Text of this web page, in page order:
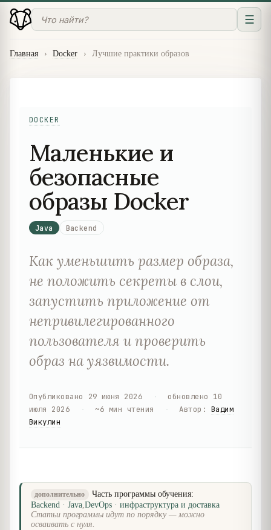
☰
Главная › Docker › Лучшие практики образов
DOCKER
Маленькие и
безопасные
образы Docker
Java Backend
Как уменьшить размер образа,
не положить секреты в слои,
запустить приложение от
непривилегированного
пользователя и проверить
образ на уязвимости.
Опубликовано 29 июня 2026 обновлено 10
июля 2026
~6 мин чтения Автор : Вадим
Викулин
дополнительно
Часть программы обучения:
Backend · Java,DevOps · инфраструктура и доставка
Статьи программы идут по порядку — можно
осваивать с нуля.